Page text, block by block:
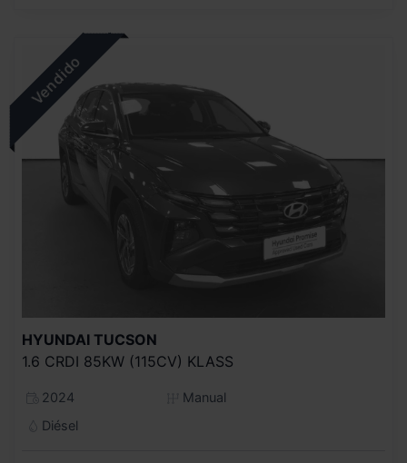
HYUNDAI TUCSON
1.6 CRDI 85KW (115CV) KLASS
2024
Manual
Diésel